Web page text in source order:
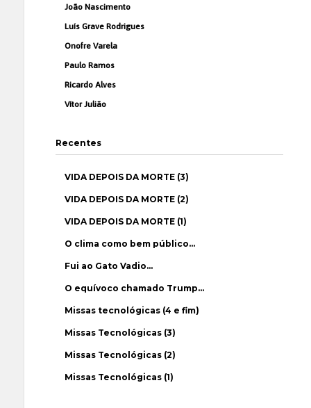
João Nascimento
Luís Grave Rodrigues
Onofre Varela
Paulo Ramos
Ricardo Alves
Vítor Julião
Recentes
VIDA DEPOIS DA MORTE (3)
VIDA DEPOIS DA MORTE (2)
VIDA DEPOIS DA MORTE (1)
O clima como bem público…
Fui ao Gato Vadio…
O equívoco chamado Trump…
Missas tecnológicas (4 e fim)
Missas Tecnológicas (3)
Missas Tecnológicas (2)
Missas Tecnológicas (1)